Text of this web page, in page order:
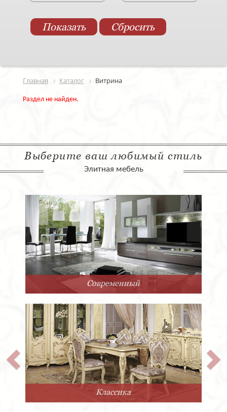
Главная Каталог Витрина
Раздел не найден.
Выберите ваш любимый стиль
Элитная мебель
Современный
Классика